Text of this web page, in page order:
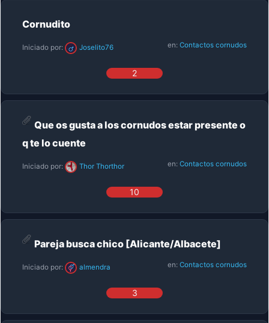
Cornudito
Iniciado por: Joselito76 en: Contactos cornudos
2
Que os gusta a los cornudos estar presente o
q te lo cuente
Iniciado por: Thor Thorthor en: Contactos cornudos
10
Pareja busca chico [Alicante/Albacete]
Iniciado por: almendra en: Contactos cornudos
3